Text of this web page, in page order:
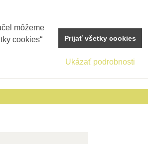
môžeme
cookies“
Ukázať podrobnosti
Prijať všetky cookies